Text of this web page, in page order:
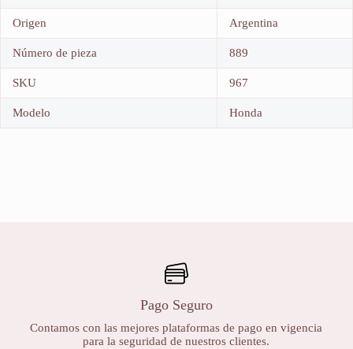
Origen Argentina
Número de pieza 889
SKU 967
Modelo Honda
Pago Seguro
Contamos con las mejores plataformas de pago en vigencia
para la seguridad de nuestros clientes.